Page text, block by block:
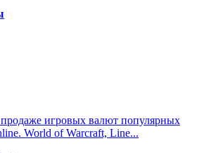
игровых валют популярных
World of Warcraft, Line...